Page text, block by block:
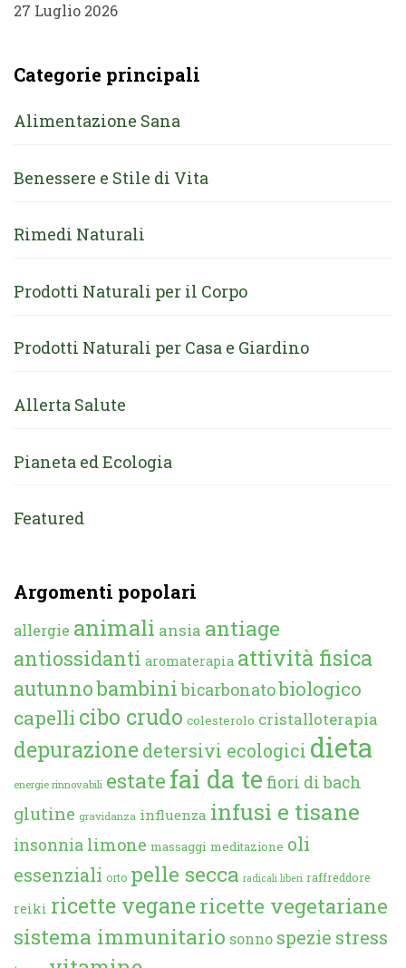
27 Luglio 2026
Categorie principali
Alimentazione Sana
Benessere e Stile di Vita
Rimedi Naturali
Prodotti Naturali per il Corpo
Prodotti Naturali per Casa e Giardino
Allerta Salute
Pianeta ed Ecologia
Featured
Argomenti popolari
allergie animali ansia antiage
antiossidanti aromaterapia attività fisica
autunnobambini bicarbonatobiologico
capelli cibo crudo colesterolo cristalloterapia
depurazione detersivi ecologici dieta
energie rinnovabili estate fai da te fiori di bach
glutine gravidanza influenza infusi e tisane
insonnia limone massaggi meditazione oli
essenziali orto pelle secca radicali liberi raffreddore
reiki ricette veganericette vegetariane
sistema immunitario sonno spezie stress